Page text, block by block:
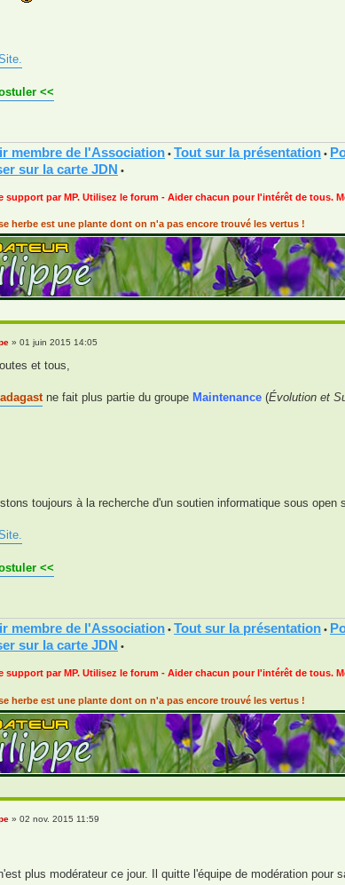
<<
membre de l'Association • Tout sur la présentation •
sur la carte JDN •
support par MP. Utilisez le forum - Aider chacun pour l'intérêt de tous.
herbe est une plante dont on n'a pas encore trouvé les vertus !
» 01 juin 2015 14:05
et tous,
ne fait plus partie du groupe Maintenance (Évolution et
toujours à la recherche d'un soutien informatique sous open
<<
membre de l'Association • Tout sur la présentation •
sur la carte JDN •
support par MP. Utilisez le forum - Aider chacun pour l'intérêt de tous.
herbe est une plante dont on n'a pas encore trouvé les vertus !
» 02 nov. 2015 11:59
plus modérateur ce jour. Il quitte l'équipe de modération pour